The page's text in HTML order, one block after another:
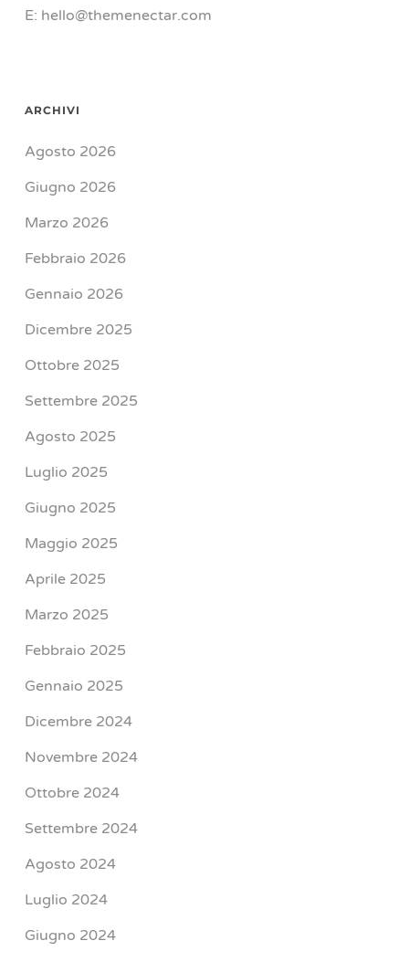
E: hello@themenectar.com
ARCHIVI
Agosto 2026
Giugno 2026
Marzo 2026
Febbraio 2026
Gennaio 2026
Dicembre 2025
Ottobre 2025
Settembre 2025
Agosto 2025
Luglio 2025
Giugno 2025
Maggio 2025
Aprile 2025
Marzo 2025
Febbraio 2025
Gennaio 2025
Dicembre 2024
Novembre 2024
Ottobre 2024
Settembre 2024
Agosto 2024
Luglio 2024
Giugno 2024